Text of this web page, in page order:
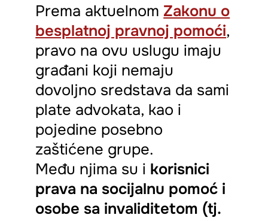
Prema aktuelnom Zakonu o
besplatnoj pravnoj pomoći,
pravo na ovu uslugu imaju
građani koji nemaju
dovoljno sredstava da sami
plate advokata, kao i
pojedine posebno
zaštićene grupe.
Među njima su i korisnici
prava na socijalnu pomoć i
osobe sa invaliditetom (tj.